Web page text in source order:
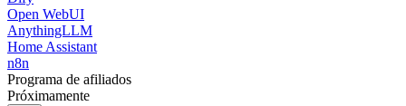
Open WebUI
AnythingLLM
Home Assistant
n8n
Programa de afiliados
Próximamente